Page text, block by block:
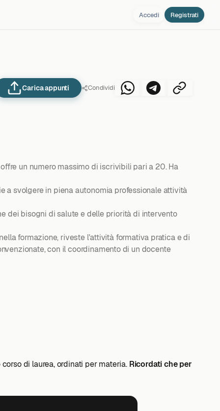
Accedi Registrati
Carica appunti Condividi
un numero massimo di iscrivibili pari a 20. Ha
a svolgere in piena autonomia professionale attività
dei bisogni di salute e delle priorità di intervento
formazione, riveste l'attività formativa pratica e di
con il coordinamento di un docente
di laurea, ordinati per materia. Ricordati che per